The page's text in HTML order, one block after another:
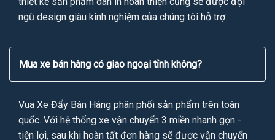
ngũ design giàu kinh nghiệm của chúng tôi hỗ trợ
Mua xe bán hàng có giao ngoại tỉnh không?
Vua Xe Đẩy Bán Hàng phân phối sản phẩm trên toàn
quốc. Với hệ thống xe vận chuyển 3 miền nhanh gọn -
tiện lợi, sau khi hoàn tất đơn hàng sẽ được vận chuyển